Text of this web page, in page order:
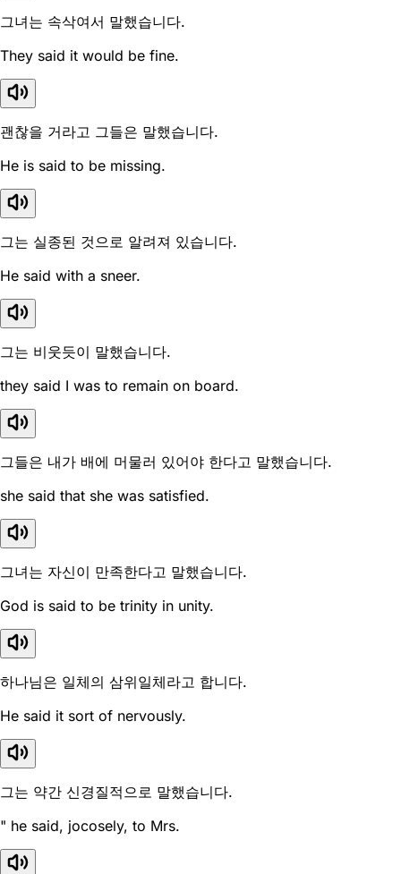
그녀는 속삭여서 말했습니다.
They said it would be fine.
괜찮을 거라고 그들은 말했습니다.
He is said to be missing.
그는 실종된 것으로 알려져 있습니다.
He said with a sneer.
그는 비웃듯이 말했습니다.
they said I was to remain on board.
그들은 내가 배에 머물러 있어야 한다고 말했습니다.
she said that she was satisfied.
그녀는 자신이 만족한다고 말했습니다.
God is said to be trinity in unity.
하나님은 일체의 삼위일체라고 합니다.
He said it sort of nervously.
그는 약간 신경질적으로 말했습니다.
" he said, jocosely, to Mrs.